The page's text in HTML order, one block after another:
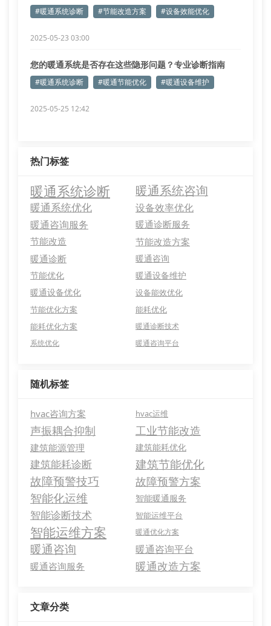
#暖通系统诊断 #节能改造方案 #设备效能优化
2025-05-23 03:00
您的暖通系统是否存在这些隐形问题？专业诊断指南
#暖通系统诊断 #暖通节能优化 #暖通设备维护
2025-05-25 12:42
热门标签
暖通系统诊断 暖通系统咨询
暖通系统优化
设备效率优化
暖通咨询服务
暖通诊断服务
节能改造
节能改造方案
暖通诊断
暖通咨询
节能优化
暖通设备维护
暖通设备优化
设备能效优化
节能优化方案
能耗优化
能耗优化方案
暖通诊断技术
系统优化
暖通咨询平台
随机标签
hvac咨询方案 hvac运维
声振耦合抑制 工业节能改造
建筑能源管理 建筑能耗优化
建筑能耗诊断
建筑节能优化
故障预警技巧
故障预警方案
智能化运维 智能暖通服务
智能诊断技术 智能运维平台
智能运维方案 暖通优化方案
暖通咨询 暖通咨询平台
暖通咨询服务 暖通改造方案
文章分类